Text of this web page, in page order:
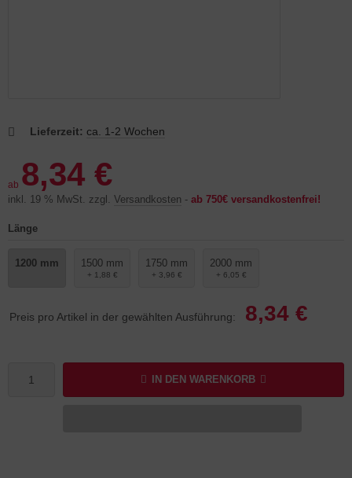
Lieferzeit: ca. 1-2 Wochen
ab 8,34 €
inkl. 19 % MwSt. zzgl. Versandkosten - ab 750€ versandkostenfrei!
Länge
1200 mm 1500 mm
+ 1,88 €
1750 mm
+ 3,96 €
2000 mm
+ 6,05 €
Preis pro Artikel in der gewählten Ausführung: 8,34 €
IN DEN WARENKORB